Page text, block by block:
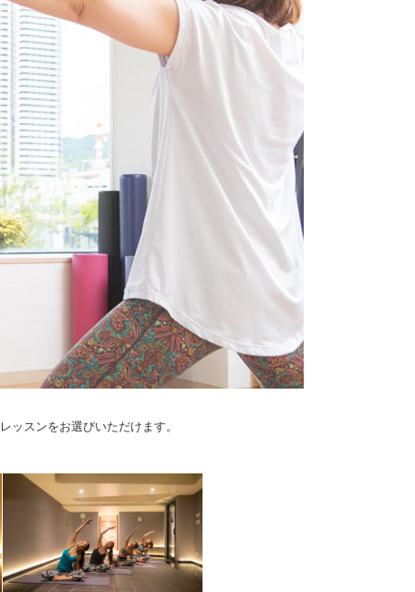
ッスンをお選びいただけます。